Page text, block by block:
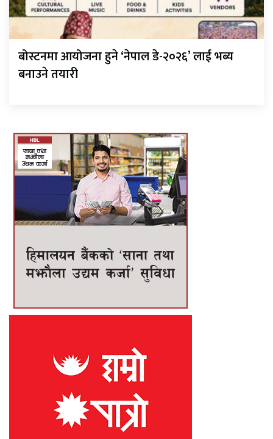
बोस्टनमा आयोजना हुने ‘नेपाल डे-२०२६’ लाई भब्य
बनाउने तयारी